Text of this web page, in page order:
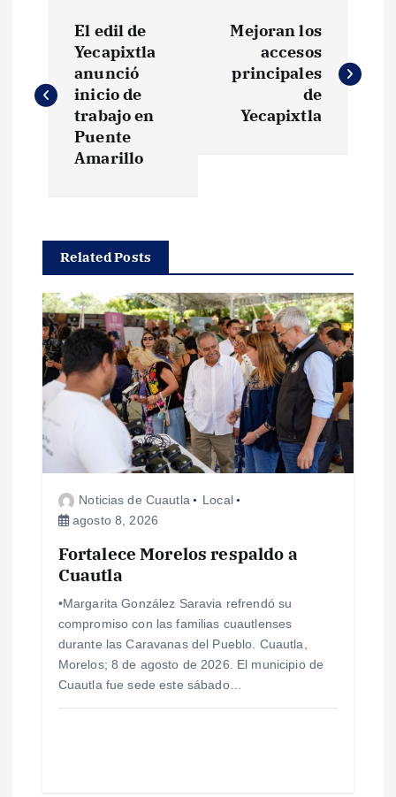
v
a
c
ó
n
d
El edil de
Yecapixtla
anunció
inicio de
trabajo en
Puente
Amarillo
Mejoran los
accesos
principales
de
Yecapixtla
Related Posts
Noticias de Cuautla
Local
agosto 8, 2026
Fortalece Morelos respaldo a
Cuautla
•Margarita González Saravia refrendó su
compromiso con las familias cuautlenses
durante las Caravanas del Pueblo. Cuautla,
Morelos; 8 de agosto de 2026. El municipio de
Cuautla fue sede este sábado…